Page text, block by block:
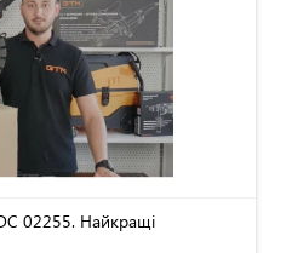
02255. Найкращі